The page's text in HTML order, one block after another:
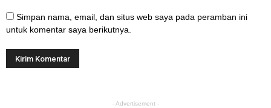
Simpan nama, email, dan situs web saya pada peramban ini
untuk komentar saya berikutnya.
- Advertisement -